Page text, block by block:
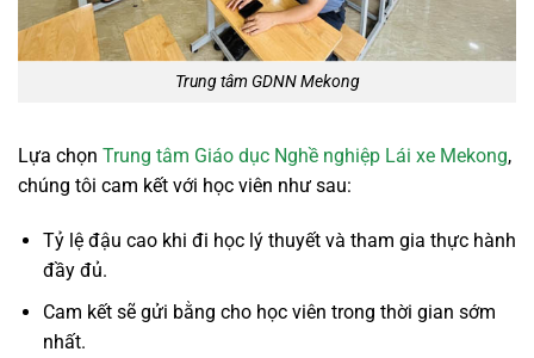
Trung tâm GDNN Mekong
Lựa chọn Trung tâm Giáo dục Nghề nghiệp Lái xe Mekong,
chúng tôi cam kết với học viên như sau:
Tỷ lệ đậu cao khi đi học lý thuyết và tham gia thực hành
đầy đủ.
Cam kết sẽ gửi bằng cho học viên trong thời gian sớm
nhất.